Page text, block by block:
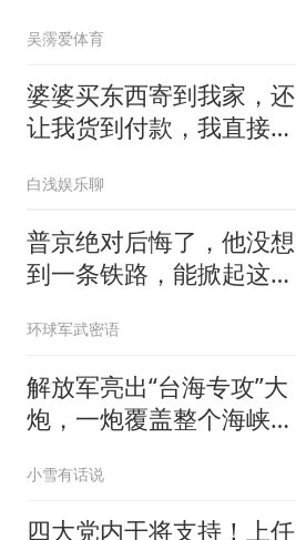
吴霶爱体育
婆婆买东西寄到我家，还
让我货到付款，我直接拒
间气疯
白浅娱乐聊
普京绝对后悔了，他没想
到一条铁路，能掀起这么
改写
环球军武密语
解放军亮出“台海专攻”大
炮，一炮覆盖整个海峡，
小雪有话说
四大党内干将支持！上任